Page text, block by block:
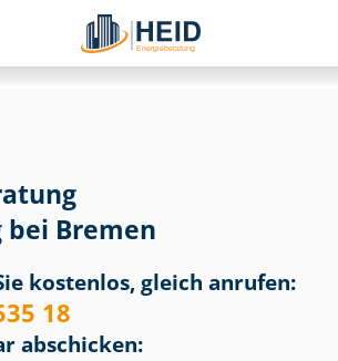
Bremen
kostenlos, gleich anrufen:
18
abschicken: